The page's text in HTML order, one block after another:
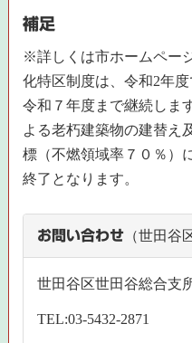
補足
※詳しくは市ホームペ
化特区制度は、令和2年
令和７年度まで継続しま
よる老朽建築物の建替え
標（不燃領域率７０％）
終了となります。
お問い合わせ （世田谷
世田谷区世田谷総合
TEL:03-5432-2871